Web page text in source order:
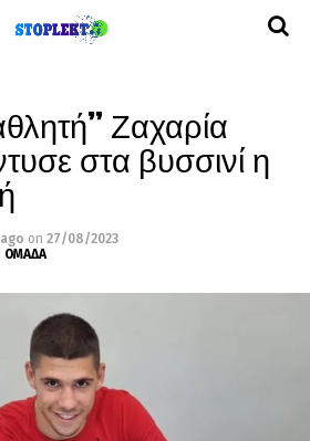
Ζαχαρία
στα βυσσινί η
on 27/08/2023
ΟΜΑΔΑ